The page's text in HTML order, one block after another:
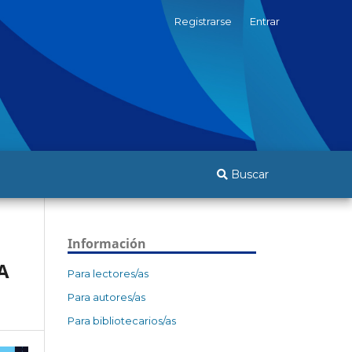
Buscar
Registrarse Entrar
Información
Para lectores/as
Para autores/as
Para bibliotecarios/as